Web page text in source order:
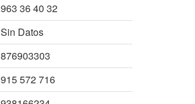
963 36 40 32
Sin Datos
876903303
915 572 716